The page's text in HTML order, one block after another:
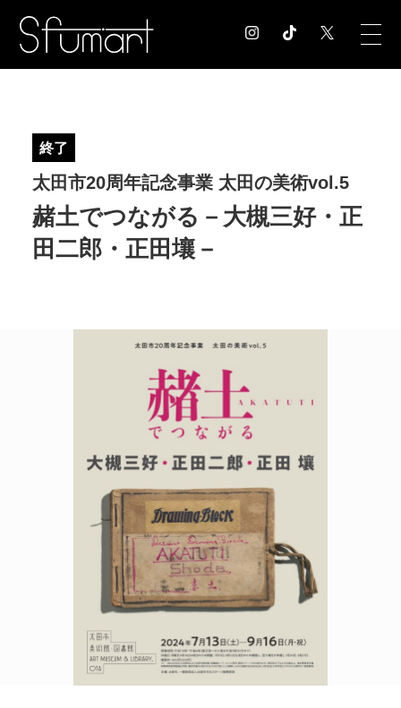
EXHIBITION 展覧会情報
MUSEUM 美術館情報
NEWS
POLICY COMPANY
終了
太田市20周年記念事業 太田の美術vol.5
赭土でつながる－大槻三好・正
田二郎・正田壤－